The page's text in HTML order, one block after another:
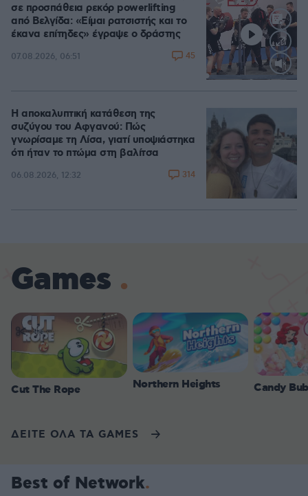
Loaded
σε προσπάθεια ρεκόρ powerlifting
από Βελγίδα: «Είμαι ρατσιστής και το
έκανα επίτηδες» έγραψε ο δράστης
07.08.2026, 06:51 45
Η αποκαλυπτική κατάθεση της
συζύγου του Αφγανού: Πώς
γνωρίσαμε τη Λίσα, γιατί υποψιάστηκα
ότι ήταν το πτώμα στη βαλίτσα
06.08.2026, 12:32 314
Games
Cut The Rope Northern Heights Candy
ΔΕΙΤΕ ΟΛΑ ΤΑ GAMES
Best of Network